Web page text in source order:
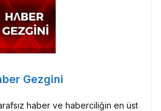
Gezgini
haber ve haberciliğin en üst